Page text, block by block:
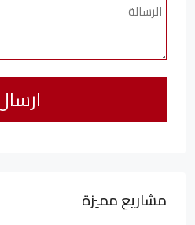
مشاريع مميزة
6,323,076LE